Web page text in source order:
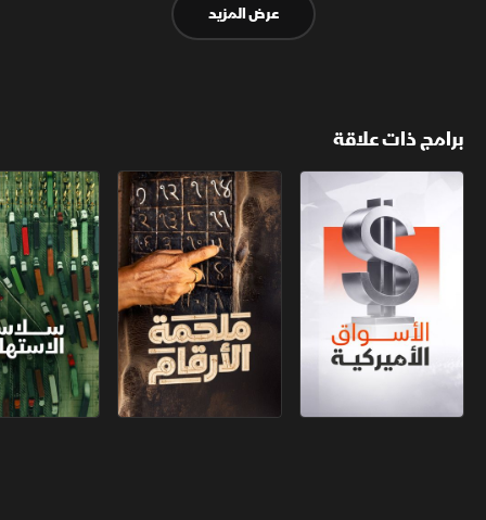
عرض المزيد
برامج ذات علاقة
الأسواق الأميركية ملحمة الأرقام سلاسل